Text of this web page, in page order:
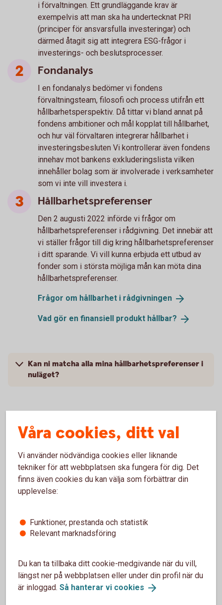
i förvaltningen. Ett grundläggande krav är
exempelvis att man ska ha undertecknat PRI
(principer för ansvarsfulla investeringar) och
därmed åtagit sig att integrera ESG-frågor i
investerings- och beslutsprocesser.
Fondanalys
I en fondanalys bedömer vi fondens
förvaltningsteam, filosofi och process utifrån ett
hållbarhetsperspektiv. Då tittar vi bland annat på
fondens ambitioner och mål kopplat till hållbarhet,
och hur väl förvaltaren integrerar hållbarhet i
investeringsbesluten Vi kontrollerar även fondens
innehav mot bankens exkluderingslista vilken
innehåller bolag som är involverade i verksamheter
som vi inte vill investera i.
Hållbarhetspreferenser
Den 2 augusti 2022 införde vi frågor om
hållbarhetspreferenser i rådgivning. Det innebär att
vi ställer frågor till dig kring hållbarhetspreferenser
i ditt sparande. Vi vill kunna erbjuda ett utbud av
fonder som i största möjliga mån kan möta dina
hållbarhetspreferenser.
Frågor om hållbarhet i rådgivningen
Vad gör en finansiell produkt hållbar?
Kan ni matcha alla mina hållbarhetspreferenser i
nuläget?
Vad är hållbarhet?
Ett sätt att förklara hållbarhet på är genom begreppet
ESG. Det är ett sätt att analysera hur en verksamhet
påverkar miljön (E), social hållbarhet (S), samt hur
bolaget styrs (G).
Policy för hantering av hållbarhetsrisk (pdf)
EU:s nya regelverk
Våra cookies, ditt val
Vi använder nödvändiga cookies eller liknande
tekniker för att webbplatsen ska fungera för dig. Det
finns även cookies du kan välja som förbättrar din
upplevelse:
Funktioner, prestanda och statistik
Relevant marknadsföring
Du kan ta tillbaka ditt cookie-medgivande när du vill,
längst ner på webbplatsen eller under din profil när du
är inloggad. Så hanterar vi cookies